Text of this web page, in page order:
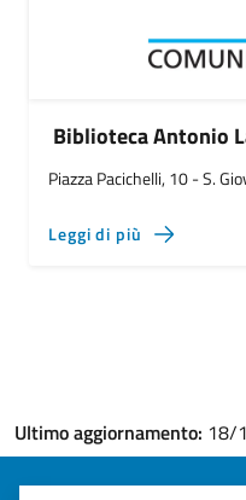
Biblioteca Antonio
Piazza Pacichelli, 10 - S.
Leggi di più
Ultimo aggiornamento: 18/